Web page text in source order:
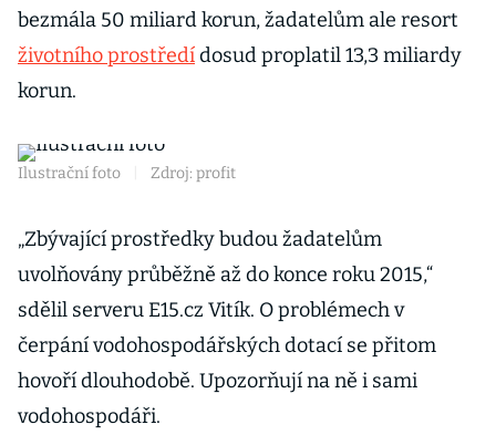
bezmála 50 miliard korun, žadatelům ale resort
životního prostředídosud proplatil 13,3 miliardy
korun.
Ilustrační foto Zdroj: profit
„Zbývající prostředky budou žadatelům
uvolňovány průběžně až do konce roku 2015,“
sdělil serveru E15.cz Vitík. O problémech v
čerpání vodohospodářských dotací se přitom
hovoří dlouhodobě. Upozorňují na ně i sami
vodohospodáři.